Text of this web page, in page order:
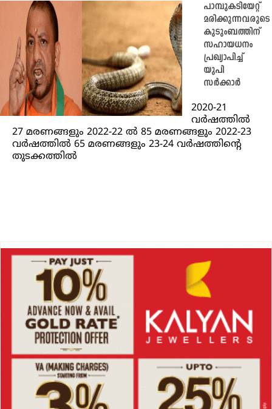
പാമ്പുകടിയേറ്റ്
മരിക്കുന്നവരുടെ
കുടുംബത്തിന്
സഹായധനം
പ്രഖ്യാപിച്ച്
യുപി
സര്‍ക്കാര്‍
2020-21
വര്‍ഷത്തില്‍
27 മരണങ്ങളും 2022-22 ല്‍ 85 മരണങ്ങളും 2022-23
വര്‍ഷത്തില്‍ 65 മരണങ്ങളും 23-24 വര്‍ഷത്തിന്റെ
തുടക്കത്തില്‍